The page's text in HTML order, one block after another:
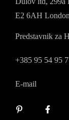
E2 6AH
Predstavnik za
+385 95 54 95
E-mail